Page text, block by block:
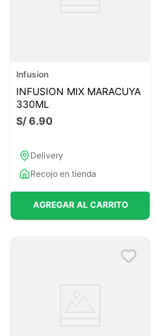
Infusion
INFUSION MIX MARACUYA
330ML
S/6.90
Delivery
Recojo en tienda
AGREGAR AL CARRITO